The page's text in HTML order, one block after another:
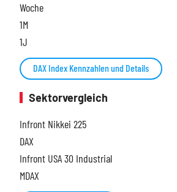
Woche
1M
1J
DAX Index Kennzahlen und Details
Sektorvergleich
Infront Nikkei 225
DAX
Infront USA 30 Industrial
MDAX